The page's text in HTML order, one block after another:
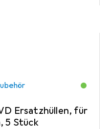
Ersatzhüllen, für
5 Stück